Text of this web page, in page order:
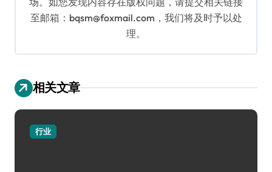
至邮箱：bqsm@foxmail.com，我们将及时予以处
理。
相关文章
行业